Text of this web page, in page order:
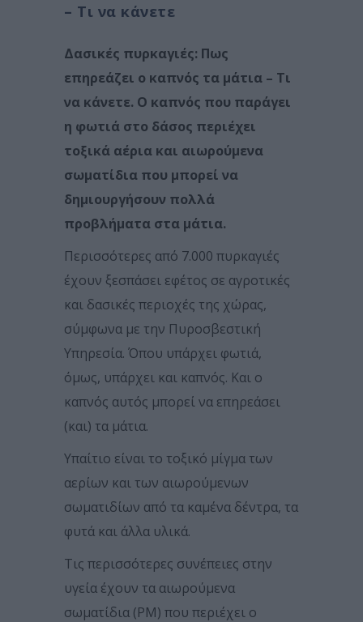
– Τι να κάνετε
Δασικές πυρκαγιές: Πως
επηρεάζει ο καπνός τα μάτια – Τι
να κάνετε. Ο καπνός που παράγει
η φωτιά στο δάσος περιέχει
τοξικά αέρια και αιωρούμενα
σωματίδια που μπορεί να
δημιουργήσουν πολλά
προβλήματα στα μάτια.
Περισσότερες από 7.000 πυρκαγιές
έχουν ξεσπάσει εφέτος σε αγροτικές
και δασικές περιοχές της χώρας,
σύμφωνα με την Πυροσβεστική
Υπηρεσία. Όπου υπάρχει φωτιά,
όμως, υπάρχει και καπνός. Και ο
καπνός αυτός μπορεί να επηρεάσει
(και) τα μάτια.
Υπαίτιο είναι το τοξικό μίγμα των
αερίων και των αιωρούμενων
σωματιδίων από τα καμένα δέντρα, τα
φυτά και άλλα υλικά.
Τις περισσότερες συνέπειες στην
υγεία έχουν τα αιωρούμενα
σωματίδια (PM) που περιέχει ο